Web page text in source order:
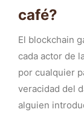
café?
El blockchain
cada actor de
por cualquier
veracidad del
alguien